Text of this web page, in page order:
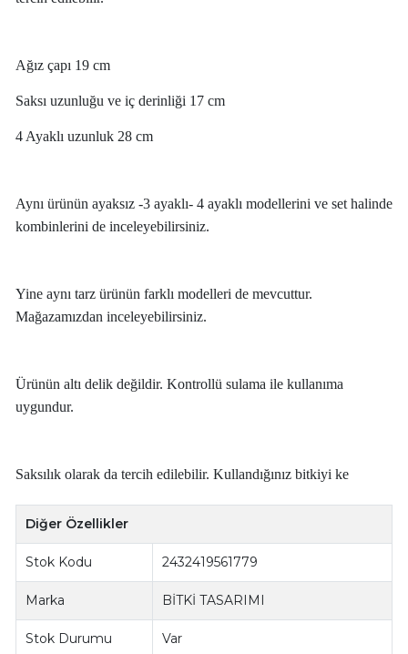
Ağız çapı 19 cm
Saksı uzunluğu ve iç derinliği 17 cm
4 Ayaklı uzunluk 28 cm
Aynı ürünün ayaksız -3 ayaklı- 4 ayaklı modellerini ve set halinde
kombinlerini de inceleyebilirsiniz.
Yine aynı tarz ürünün farklı modelleri de mevcuttur.
Mağazamızdan inceleyebilirsiniz.
Ürünün altı delik değildir. Kontrollü sulama ile kullanıma
uygundur.
Saksılık olarak da tercih edilebilir. Kullandığınız bitkiyi ke
Diğer Özellikler
Stok Kodu 2432419561779
Marka BİTKİ TASARIMI
Stok Durumu Var